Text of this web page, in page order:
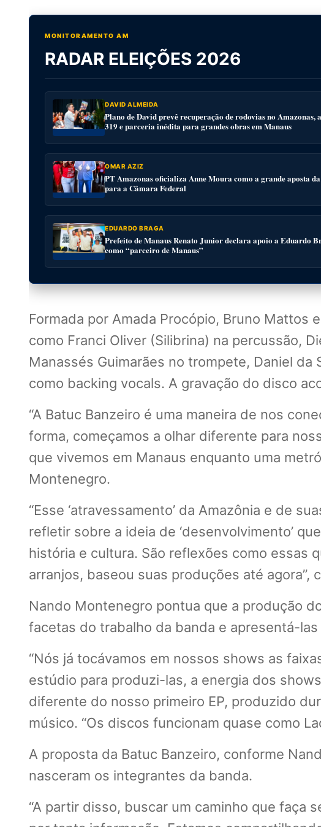
MONITORAMENTO AM
RADAR ELEIÇÕES 2026
DAVID ALMEIDA
Plano de David prevê recuperação de rodovias no Amazonas,
319 e parceria inédita para grandes obras em Manaus
OMAR AZIZ
PT Amazonas oficializa Anne Moura como a grande aposta
para a Câmara Federal
EDUARDO BRAGA
Prefeito de Manaus Renato Junior declara apoio a Eduardo
como “parceiro de Manaus”
Formada por Amada Procópio, Bruno Mattos
como Franci Oliver (Silibrina) na percussão,
Manassés Guimarães no trompete, Daniel da
como backing vocals. A gravação do disco
“A Batuc Banzeiro é uma maneira de nos
forma, começamos a olhar diferente para
que vivemos em Manaus enquanto uma
Montenegro.
“Esse ‘atravessamento’ da Amazônia e de
refletir sobre a ideia de ‘desenvolvimento’
história e cultura. São reflexões como essas
arranjos, baseou suas produções até agora”,
Nando Montenegro pontua que a produção
facetas do trabalho da banda e apresentá-
“Nós já tocávamos em nossos shows as
estúdio para produzi-las, a energia dos
diferente do nosso primeiro EP, produzido
músico. “Os discos funcionam quase como
A proposta da Batuc Banzeiro, conforme
nasceram os integrantes da banda.
“A partir disso, buscar um caminho que faça